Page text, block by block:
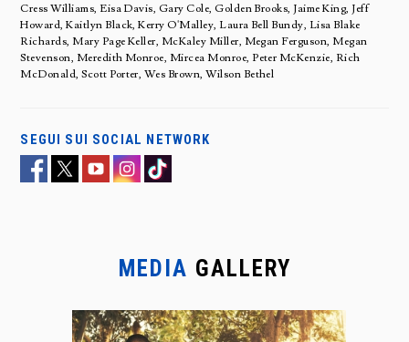
Cress Williams, Eisa Davis, Gary Cole, Golden Brooks, Jaime King, Jeff
Howard, Kaitlyn Black, Kerry O'Malley, Laura Bell Bundy, Lisa Blake
Richards, Mary Page Keller, McKaley Miller, Megan Ferguson, Megan
Stevenson, Meredith Monroe, Mircea Monroe, Peter McKenzie, Rich
McDonald, Scott Porter, Wes Brown, Wilson Bethel
SEGUI SUI SOCIAL NETWORK
MEDIA GALLERY